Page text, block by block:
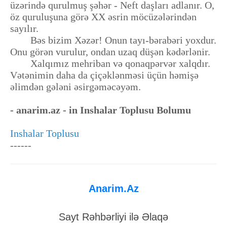
üzərində qurulmuş şəhər - Neft daşları adlanır. O,
öz quruluşuna görə XX əsrin möcüzələrindən
sayılır.
Bəs bizim Xəzər! Onun tayı-bərabəri yoxdur.
Onu görən vurulur, ondan uzaq düşən kədərlənir.
Xalqımız mehriban və qonaqpərvər xalqdır.
Vətənimin daha da çiçəklənməsi üçün həmişə
əlimdən gələni əsirgəməcəyəm.
- anarim.az - in Inshalar Toplusu Bolumu
Inshalar Toplusu
------
Anarim.Az
Sayt Rəhbərliyi ilə Əlaqə